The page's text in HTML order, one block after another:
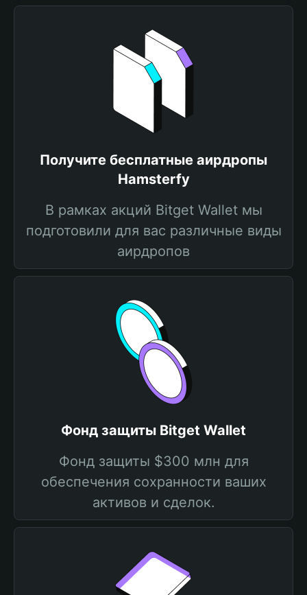
Получите бесплатные аирдропы
Hamsterfy
В рамках акций Bitget Wallet мы
подготовили для вас различные виды
аирдропов
Фонд защиты Bitget Wallet
Фонд защиты $300 млн для
обеспечения сохранности ваших
активов и сделок.